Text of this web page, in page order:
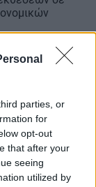
parties, or
for
opt-out
that after your
seeing
utilized by
διαχείρισης
με τις
ασφάλειας